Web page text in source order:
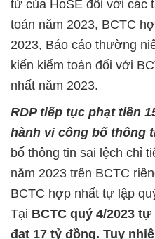
tử của HoSE đối với các
toán năm 2023, BCTC
2023, Báo cáo thường
kiến kiểm toán đối với
nhất năm 2023.
RDP tiếp tục phạt tiền
hành vi công bố thông
bố thông tin sai lệch chỉ
năm 2023 trên BCTC
BCTC hợp nhất tự lập
Tại BCTC quý 4/2023
đạt 17 tỷ đồng. Tuy